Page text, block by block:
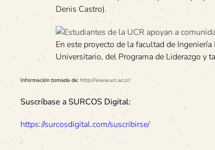
Denis Castro).
En este proyecto de la facultad de
Universitario, del Programa de Liderazgo y
Información tomada de: http://www.ucr.ac.cr/
Suscríbase a SURCOS Digital:
https://surcosdigital.com/suscribirse/